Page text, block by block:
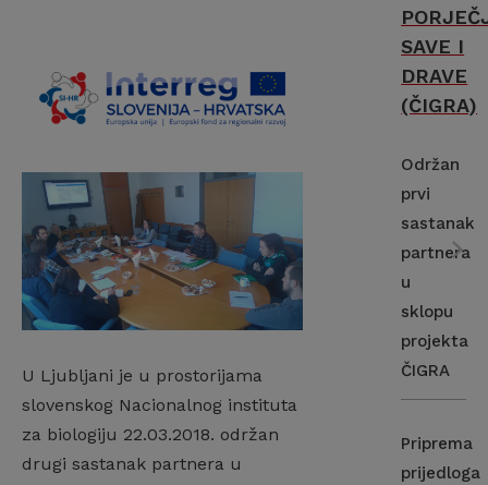
U Ljubljani je u prostorijama
slovenskog Nacionalnog instituta
za biologiju 22.03.2018. održan
drugi sastanak partnera u
SAVE I
DRAVE
(ČIGRA)
Održan
prvi
sastanak
partnera
u
sklopu
projekta
ČIGRA
Priprema
prijedloga